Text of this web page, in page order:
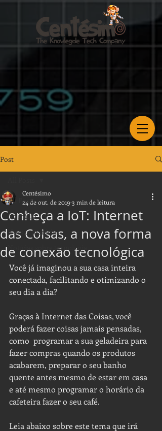
Post
All Posts
Na mídia
Nossas matérias
Notícias sobre tecnologia
Conheça a IoT: Internet
das Coisas, a nova forma
de conexão tecnológica
Centésimo
24 de out. de 2019 3 min de leitura
Você já imaginou a sua casa inteira
conectada, facilitando e otimizando o
seu dia a dia?
Graças à Internet das Coisas, você
poderá fazer coisas jamais pensadas,
como  programar a sua geladeira para
fazer compras quando os produtos
acabarem, preparar o seu banho
quente antes mesmo de estar em casa
e até mesmo programar o horário da
cafeteira fazer o seu café.
Leia abaixo sobre este tema que irá